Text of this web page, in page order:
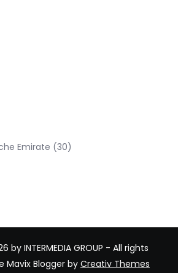
Emirate (30)
INTERMEDIA GROUP - All rights
Mavix Blogger by Creativ Themes